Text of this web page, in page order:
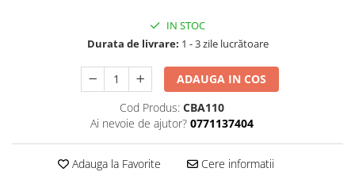
IN STOC
Durata de livrare: 1 - 3 zile lucrătoare
ADAUGA IN COS
Cod Produs: CBA110
Ai nevoie de ajutor? 0771137404
Adauga la Favorite Cere informatii